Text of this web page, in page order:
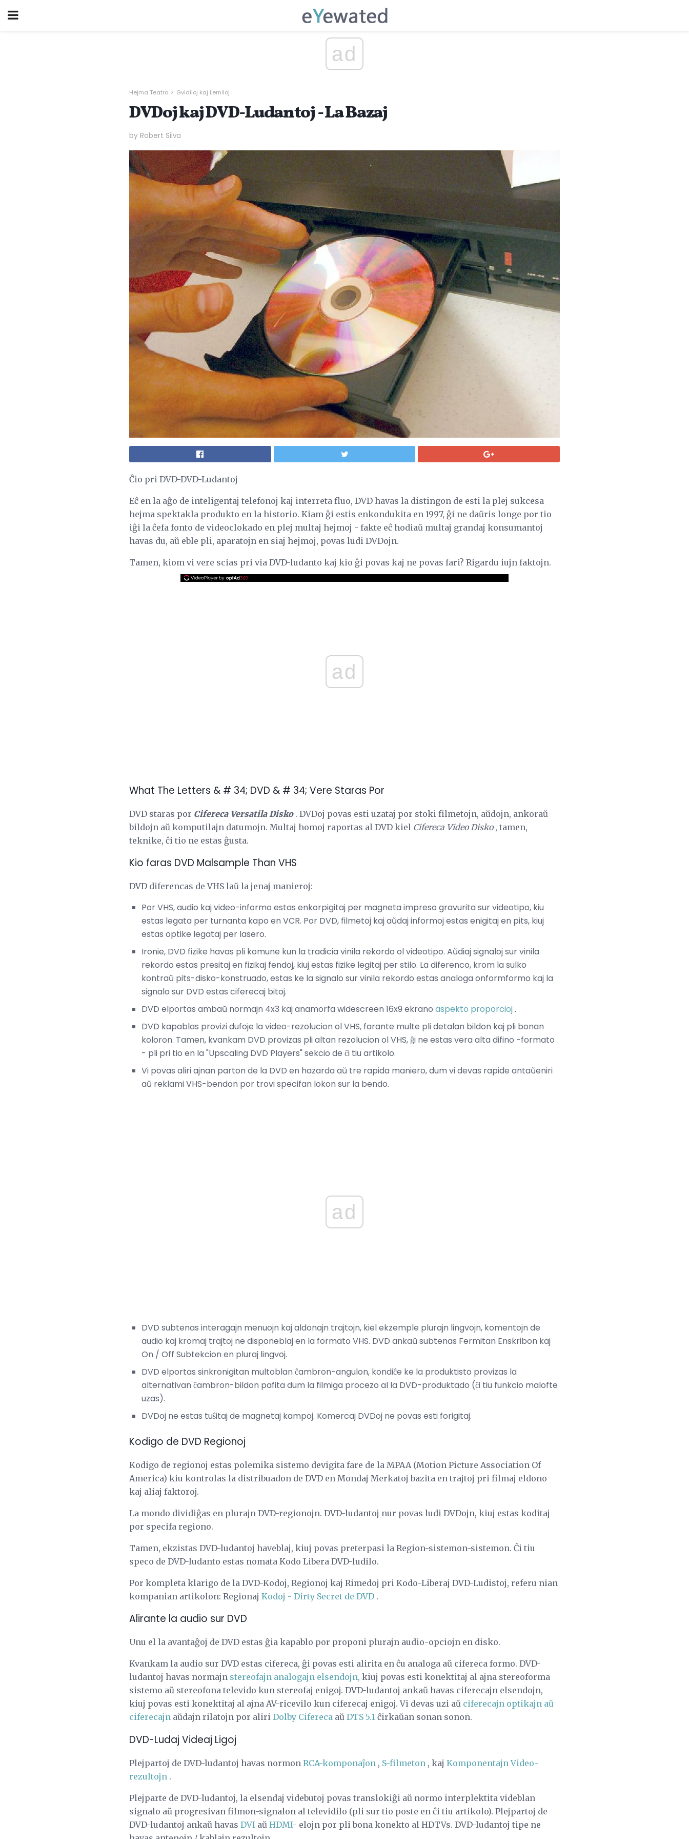
ad
Hejma Teatro Gvidiloj kaj Lerniloj
DVDoj kaj DVD-Ludantoj - La Bazaj
by Robert Silva
Ĉio pri DVD-DVD-Ludantoj
Eĉ en la aĝo de inteligentaj telefonoj kaj interreta fluo, DVD havas la distingon de esti la plej sukcesa
hejma spektakla produkto en la historio. Kiam ĝi estis enkondukita en 1997, ĝi ne daŭris longe por tio
iĝi la ĉefa fonto de videoclokado en plej multaj hejmoj - fakte eĉ hodiaŭ multaj grandaj konsumantoj
havas du, aŭ eble pli, aparatojn en siaj hejmoj, povas ludi DVDojn.
Tamen, kiom vi vere scias pri via DVD-ludanto kaj kio ĝi povas kaj ne povas fari? Rigardu iujn faktojn.
ad
What The Letters & # 34; DVD & # 34; Vere Staras Por
DVD staras por Cifereca Versatila Disko. DVDoj povas esti uzataj por stoki filmetojn, aŭdojn, ankoraŭ
bildojn aŭ komputilajn datumojn. Multaj homoj raportas al DVD kiel Cifereca Video Disko, tamen,
teknike, ĉi tio ne estas ĝusta.
Kio faras DVD Malsample Than VHS
DVD diferencas de VHS laŭ la jenaj manieroj:
Por VHS, audio kaj video-informo estas enkorpigitaj per magneta impreso gravurita sur videotipo, kiu
estas legata per turnanta kapo en VCR. Por DVD, filmetoj kaj aŭdaj informoj estas enigitaj en pits, kiuj
estas optike legataj per lasero.
Ironie, DVD fizike havas pli komune kun la tradicia vinila rekordo ol videotipo. Aŭdiaj signaloj sur vinila
rekordo estas presitaj en fizikaj fendoj, kiuj estas fizike legitaj per stilo. La diferenco, krom la sulko
kontraŭ pits-disko-konstruado, estas ke la signalo sur vinila rekordo estas analoga onformformo kaj la
signalo sur DVD estas ciferecaj bitoj.
DVD elportas ambaŭ normajn 4x3 kaj anamorfa widescreen 16x9 ekrano aspekto proporcioj.
DVD kapablas provizi dufoje la video-rezolucion ol VHS, farante multe pli detalan bildon kaj pli bonan
koloron. Tamen, kvankam DVD provizas pli altan rezolucion ol VHS, ĝi ne estas vera alta difino -formato
- pli pri tio en la "Upscaling DVD Players" sekcio de ĉi tiu artikolo.
Vi povas aliri ajnan parton de la DVD en hazarda aŭ tre rapida maniero, dum vi devas rapide antaŭeniri
aŭ reklami VHS-bendon por trovi specifan lokon sur la bendo.
ad
DVD subtenas interagajn menuojn kaj aldonajn trajtojn, kiel ekzemple plurajn lingvojn, komentojn de
audio kaj kromaj trajtoj ne disponeblaj en la formato VHS. DVD ankaŭ subtenas Fermitan Enskribon kaj
On / Off Subtekcion en pluraj lingvoj.
DVD elportas sinkronigitan multoblan ĉambron-angulon, kondiĉe ke la produktisto provizas la
alternativan ĉambron-bildon pafita dum la filmiga procezo al la DVD-produktado (ĉi tiu funkcio malofte
uzas).
DVDoj ne estas tuŝitaj de magnetaj kampoj. Komercaj DVDoj ne povas esti forigitaj.
Kodigo de DVD Regionoj
Kodigo de regionoj estas polemika sistemo devigita fare de la MPAA (Motion Picture Association Of
America) kiu kontrolas la distribuadon de DVD en Mondaj Merkatoj bazita en trajtoj pri filmaj eldono
kaj aliaj faktoroj.
La mondo dividiĝas en plurajn DVD-regionojn. DVD-ludantoj nur povas ludi DVDojn, kiuj estas koditaj
por specifa regiono.
Tamen, ekzistas DVD-ludantoj haveblaj, kiuj povas preterpasi la Region-sistemon-sistemon. Ĉi tiu
speco de DVD-ludanto estas nomata Kodo Libera DVD-ludilo.
Por kompleta klarigo de la DVD-Kodoj, Regionoj kaj Rimedoj pri Kodo-Liberaj DVD-Ludistoj, referu nian
kompanian artikolon: Regionaj Kodoj - Dirty Secret de DVD .
Alirante la audio sur DVD
Unu el la avantaĝoj de DVD estas ĝia kapablo por proponi plurajn audio-opciojn en disko.
Kvankam la audio sur DVD estas cifereca, ĝi povas esti alirita en ĉu analoga aŭ cifereca formo. DVD-
ludantoj havas normajn stereofajn analogajn elsendojn, kiuj povas esti konektitaj al ajna stereoforma
sistemo aŭ stereofona televido kun stereofaj enigoj. DVD-ludantoj ankaŭ havas ciferecajn elsendojn,
kiuj povas esti konektitaj al ajna AV-ricevilo kun ciferecaj enigoj. Vi devas uzi aŭ ciferecajn optikajn aŭ
ciferecajn aŭdajn rilatojn por aliri Dolby Cifereca aŭ DTS 5.1 ĉirkaŭan sonan sonon.
DVD-Ludaj Videaj Ligoj
Plejpartoj de DVD-ludantoj havas normon RCA-komponaĵon , S-filmeton , kaj Komponentajn Video-
rezultojn .
Plejparte de DVD-ludantoj, la elsendaj videbutoj povas translokiĝi aŭ normo interplektita videblan
signalo aŭ progresivan filmon-signalon al televidilo (pli sur tio poste en ĉi tiu artikolo). Plejpartoj de
DVD-ludantoj ankaŭ havas DVI aŭ HDMI- elojn por pli bona konekto al HDTVs. DVD-ludantoj tipe ne